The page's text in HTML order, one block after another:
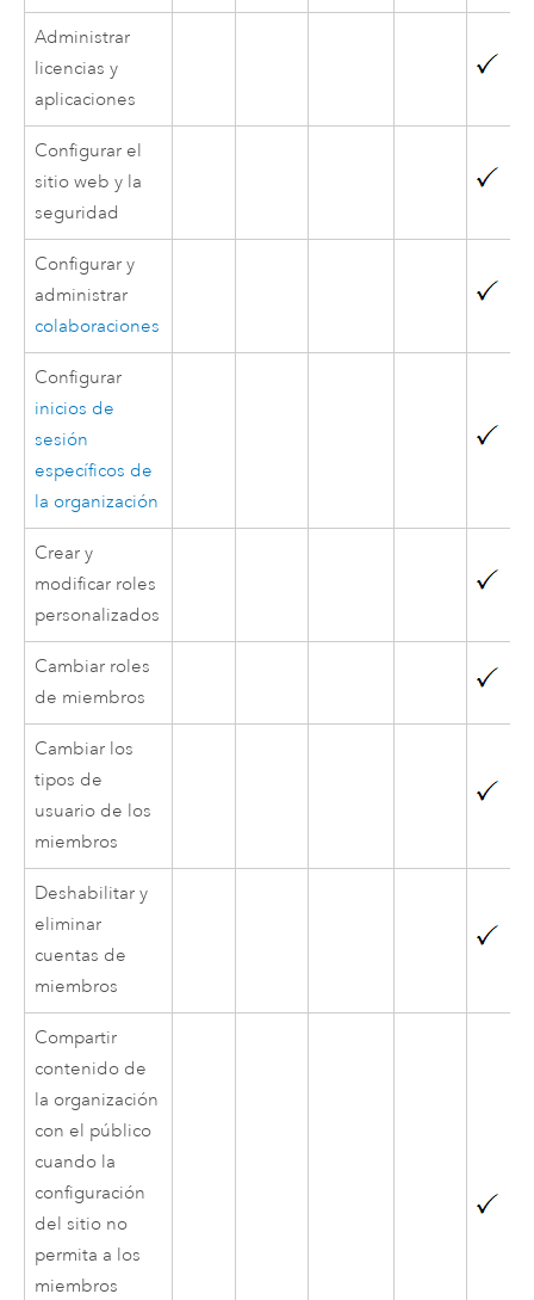
Administrar
licencias y
aplicaciones
Configurar el
sitio web y la
seguridad
Configurar y
administrar
colaboraciones
Configurar
inicios de
sesión
específicos de
la organización
Crear y
modificar roles
personalizados
Cambiar roles
de miembros
Cambiar los
tipos de
usuario de los
miembros
Deshabilitar y
eliminar
cuentas de
miembros
Compartir
contenido de
la organización
con el público
cuando la
configuración
del sitio no
permita a los
miembros